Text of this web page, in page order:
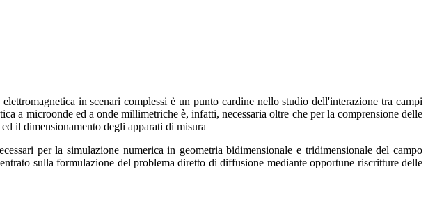
in scenari complessi è un punto cardine nello studio dell'interazione tra campi
a microonde ed a onde millimetriche è, infatti, necessaria oltre che per la comprensione delle
il dimensionamento degli apparati di misura
per la simulazione numerica in geometria bidimensionale e tridimensionale del campo
sulla formulazione del problema diretto di diffusione mediante opportune riscritture delle